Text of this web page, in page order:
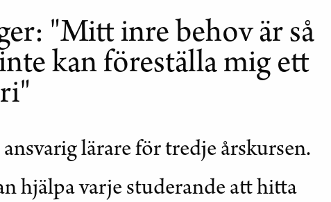
"Mitt inre behov är så
kan föreställa mig ett
lärare för tredje årskursen.
hjälpa varje studerande att hitta